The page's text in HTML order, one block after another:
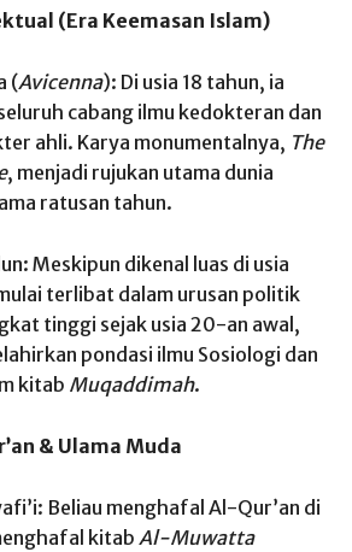
(Era Keemasan Islam)
(Avicenna): Di usia 18 tahun, ia
cabang ilmu kedokteran dan
ahli. Karya monumentalnya, The
, menjadi rujukan utama dunia
ratusan tahun.
Meskipun dikenal luas di usia
terlibat dalam urusan politik
tinggi sejak usia 20-an awal,
pondasi ilmu Sosiologi dan
kitab Muqaddimah.
& Ulama Muda
Beliau menghafal Al-Qur’an di
kitabAl-Muwatta